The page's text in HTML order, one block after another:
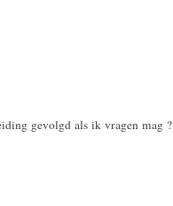
gevolgd als ik vragen mag ?